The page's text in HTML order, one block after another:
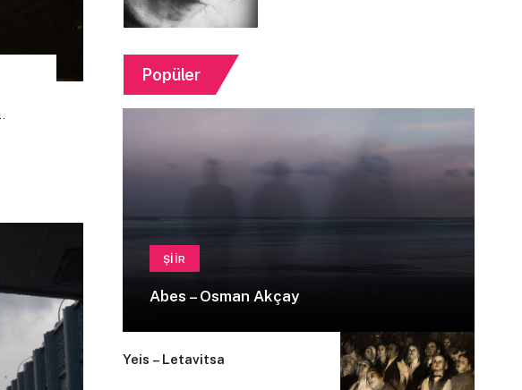
Popüler
ŞIIR
Abes – Osman Akçay
Yeis – Letavitsa